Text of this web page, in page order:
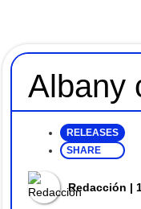
Albany
RELEASES
SHARE
Redacción |